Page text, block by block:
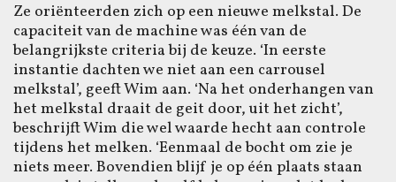
Ze oriënteerden zich op een nieuwe melkstal. De
capaciteit van de machine was één van de
belangrijkste criteria bij de keuze. ‘In eerste
instantie dachten we niet aan een carrousel
melkstal’, geeft Wim aan. ‘Na het onderhangen van
het melkstal draait de geit door, uit het zicht’,
beschrijft Wim die wel waarde hecht aan controle
tijdens het melken. ‘Eenmaal de bocht om zie je
niets meer. Bovendien blijf je op één plaats staan